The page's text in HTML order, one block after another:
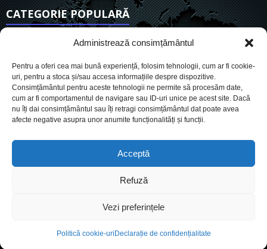
Administrează consimțământul
Pentru a oferi cea mai bună experiență, folosim tehnologii, cum ar fi cookie-
uri, pentru a stoca și/sau accesa informațiile despre dispozitive.
Consimțământul pentru aceste tehnologii ne permite să procesăm date,
cum ar fi comportamentul de navigare sau ID-uri unice pe acest site. Dacă
nu îți dai consimțământul sau îți retragi consimțământul dat poate avea
afecte negative asupra unor anumite funcționalități și funcții.
Acceptă
Refuză
Vezi preferințele
Politică cookie-uri Declarație de confidențialitate
CATEGORIE POPULARĂ
6890
Social
Politic
Economie
559
Despre Noi Termeni si conditii
© Conteaza.ro - Știri, publicitate, marketing